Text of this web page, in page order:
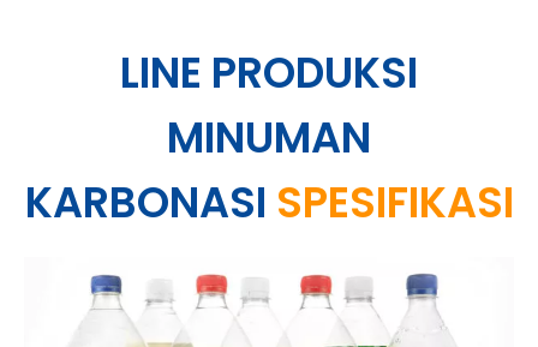
LINE PRODUKSI
MINUMAN
KARBONASI SPESIFIKASI